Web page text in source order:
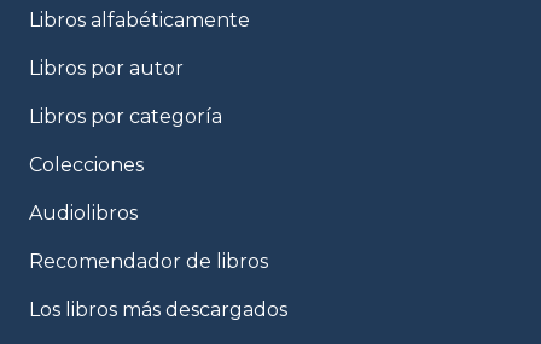
Libros alfabéticamente
Libros por autor
Libros por categoría
Colecciones
Audiolibros
Recomendador de libros
Los libros más descargados